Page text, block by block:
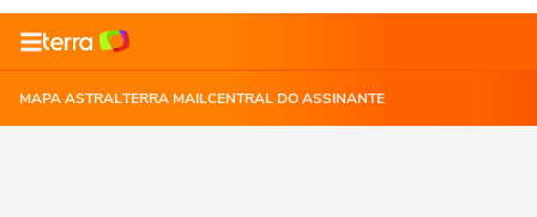
MAPA ASTRALTERRA MAILCENTRAL DO ASSINANTE